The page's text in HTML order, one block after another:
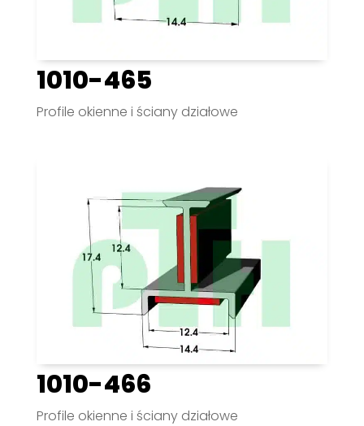
1010-465
Profile okienne i ściany działowe
1010-466
Profile okienne i ściany działowe